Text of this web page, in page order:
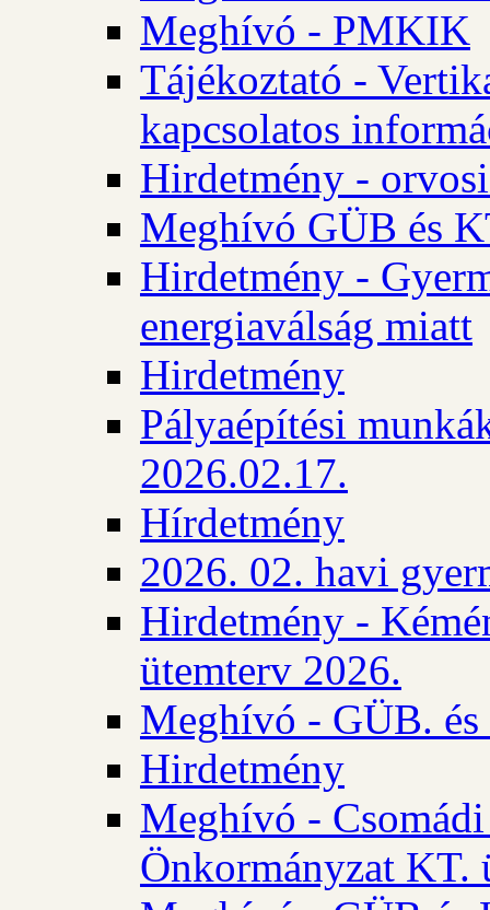
Meghívó - PMKIK
Tájékoztató -
kapcsolatos
Hirdetmény -
Meghívó GÜB és
Hirdetmény -
energiaválság miatt
Hirdetmény
Pályaépítési
2026.02.17.
Hírdetmény
2026. 02. havi
Hirdetmény -
ütemterv 2026.
Meghívó - GÜB.
Hirdetmény
Meghívó -
Önkormányzat KT.